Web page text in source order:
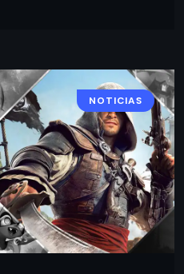
NOTICIAS